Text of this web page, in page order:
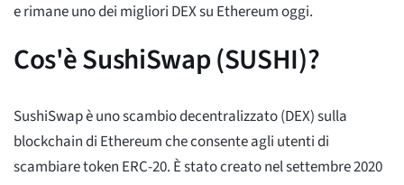
e rimane uno dei migliori DEX su Ethereum oggi.
Cos'è SushiSwap (SUSHI)?
SushiSwap è uno scambio decentralizzato (DEX) sulla
blockchain di Ethereum che consente agli utenti di
scambiare token ERC-20. È stato creato nel settembre 2020